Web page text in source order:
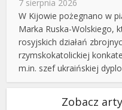
7 sierpnia 2026
W Kijowie pożegnano w
Marka Ruska-Wolskiego,
rosyjskich działań
rzymskokatolickiej
m.in. szef ukraińskiej
Zobacz